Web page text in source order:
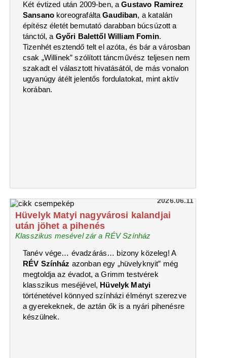
Két évtized után 2009-ben, aGustavo Ramirez
Sansano koreografáltaGaudiban, a katalán
építész életét bemutató darabban búcsúzott a
tánctól, a Győri Balettől William Fomin.
Tizenhét esztendő telt el azóta, és bár a városban
csak „Willinek” szólított táncművész teljesen nem
szakadt el választott hivatásától, de más vonalon
ugyanúgy átélt jelentős fordulatokat, mint aktív
korában.
2026.06.11
Hüvelyk Matyi nagyvárosi kalandjai
után jöhet a pihenés
Klasszikus mesével zár a RÉV Színház
Tanév vége… évadzárás… bizony közeleg! A
RÉV Színház azonban egy „hüvelyknyit” még
megtoldja az évadot, a Grimm testvérek
klasszikus meséjével, Hüvelyk Matyi
történetével könnyed színházi élményt szerezve
a gyerekeknek, de aztán ők is a nyári pihenésre
készülnek.